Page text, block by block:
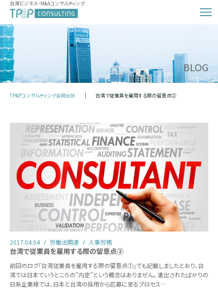
台湾ビジネス・M&Aコンサルティング
BLOG
TP&Pコンサルティング合同会社 台湾で従業員を雇用する際の留意点②
2017.04.04 労働法関連 人事労務
台湾で従業員を雇用する際の留意点②
前回のログ「台湾従業員を雇用する際の留意点①」でも記載しましたとおり、台
湾では日本でいうところの”内定”という概念はありません。 進出されたばかりの
日系企業様では、日本と台湾の採用から応募に至るプロセス…